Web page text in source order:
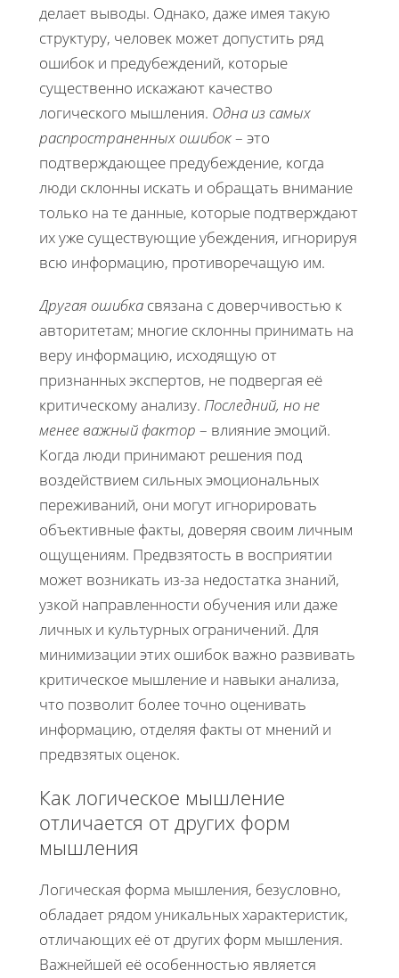
делает выводы. Однако, даже имея такую
структуру, человек может допустить ряд
ошибок и предубеждений, которые
существенно искажают качество
логического мышления. Одна из самых
распространенных ошибок– это
подтверждающее предубеждение, когда
люди склонны искать и обращать внимание
только на те данные, которые подтверждают
их уже существующие убеждения, игнорируя
всю информацию, противоречащую им.
Другая ошибка связана с доверчивостью к
авторитетам; многие склонны принимать на
веру информацию, исходящую от
признанных экспертов, не подвергая её
критическому анализу. Последний, но не
менее важный фактор – влияние эмоций.
Когда люди принимают решения под
воздействием сильных эмоциональных
переживаний, они могут игнорировать
объективные факты, доверяя своим личным
ощущениям. Предвзятость в восприятии
может возникать из-за недостатка знаний,
узкой направленности обучения или даже
личных и культурных ограничений. Для
минимизации этих ошибок важно развивать
критическое мышление и навыки анализа,
что позволит более точно оценивать
информацию, отделяя факты от мнений и
предвзятых оценок.
Как логическое мышление
отличается от других форм
мышления
Логическая форма мышления, безусловно,
обладает рядом уникальных характеристик,
отличающих её от других форм мышления.
Важнейшей её особенностью является